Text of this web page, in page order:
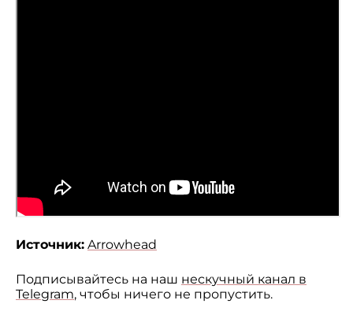
Источник: Arrowhead
Подписывайтесь на наш нескучный канал в
Telegram, чтобы ничего не пропустить.